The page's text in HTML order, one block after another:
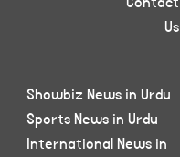
Us
Showbiz News in Urdu
Sports News in Urdu
International News in